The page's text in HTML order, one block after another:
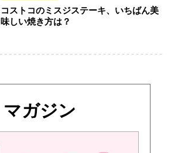
コストコのミスジステーキ、いちばん美
味しい焼き方は？
マガジン